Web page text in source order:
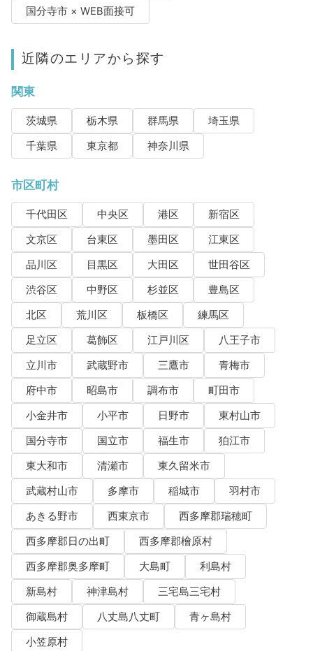
国分寺市 × WEB面接可
近隣のエリアから探す
関東
茨城県 栃木県 群馬県
埼玉県
千葉県
東京都 神奈川県
市区町村
千代田区 中央区 港区
新宿区
文京区
台東区 墨田区
江東区
品川区
目黒区 大田区
世田谷区
渋谷区
中野区 杉並区
豊島区
北区
荒川区 板橋区
練馬区
足立区
葛飾区 江戸川区
八王子市
立川市
武蔵野市 三鷹市
青梅市
府中市
昭島市 調布市
町田市
小金井市
小平市 日野市
東村山市
国分寺市
国立市 福生市
狛江市
東大和市
清瀬市
東久留米市
武蔵村山市
多摩市 稲城市
羽村市
あきる野市
西東京市
西多摩郡瑞穂町
西多摩郡日の出町
西多摩郡檜原村
西多摩郡奥多摩町
大島町
利島村
新島村
神津島村
三宅島三宅村
御蔵島村
八丈島八丈町
青ヶ島村
小笠原村